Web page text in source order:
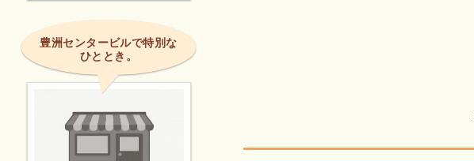
豊洲センタービルで特別な
ひととき。